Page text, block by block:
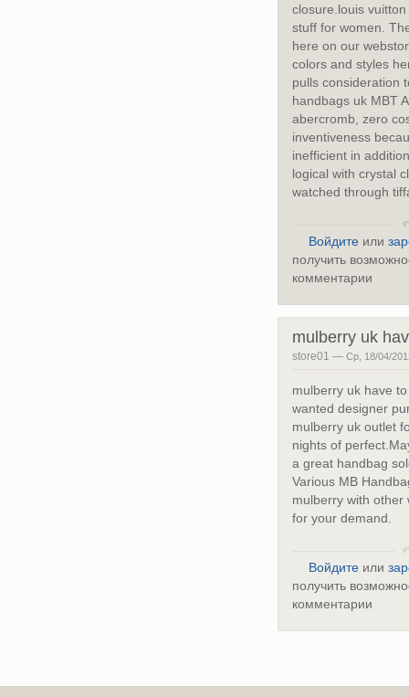
closure.louis
stuff for women.
here on our
colors and styles
pulls consideration
handbags uk MBT
abercromb, zero
inventiveness
inefficient in
logical with crystal
watched through
Войдитеили
получить
комментарии
mulberry uk
store01 — Ср, 18/04/
mulberry uk have
wanted designer
mulberry uk outlet
nights of
a great handbag
Various MB
mulberry with other
for your demand.
Войдитеили
получить
комментарии